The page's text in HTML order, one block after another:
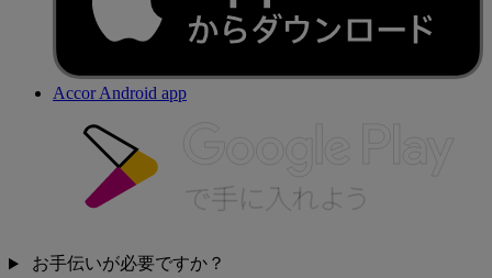
Accor Android app
お手伝いが必要ですか？